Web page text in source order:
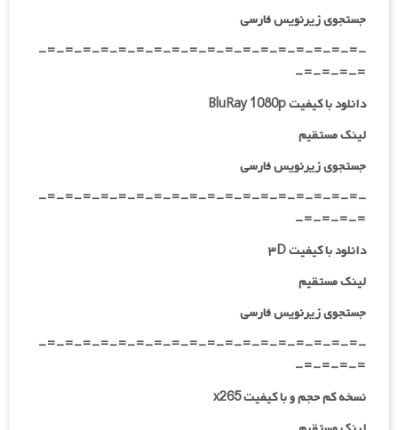
جستجوی زیرنویس فارسی
-=-=-=-=-=-=-=-=-=-=-=-=-=-=-=-=-=-=-
=-=-=-=-
دانلود با کیفیت BluRay 1080p
لینک مستقیم
جستجوی زیرنویس فارسی
-=-=-=-=-=-=-=-=-=-=-=-=-=-=-=-=-=-=-
=-=-=-=-
دانلود با کیفیت ۳D
لینک مستقیم
جستجوی زیرنویس فارسی
-=-=-=-=-=-=-=-=-=-=-=-=-=-=-=-=-=-=-
=-=-=-=-
نسخه کم حجم و با کیفیت x265